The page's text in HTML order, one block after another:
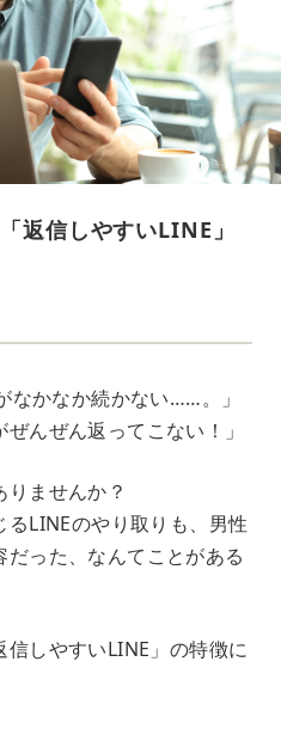
返信しやすいLINE」
なかなか続かない……。」
んぜん返ってこない！」
ませんか？
LINEのやり取りも、男性
った、なんてことがある
しやすいLINE」の特徴に